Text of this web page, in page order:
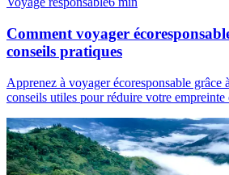
Comment voyager
conseils pratiques
Apprenez à voyager écoresponsable grâce
conseils utiles pour réduire votre empreinte